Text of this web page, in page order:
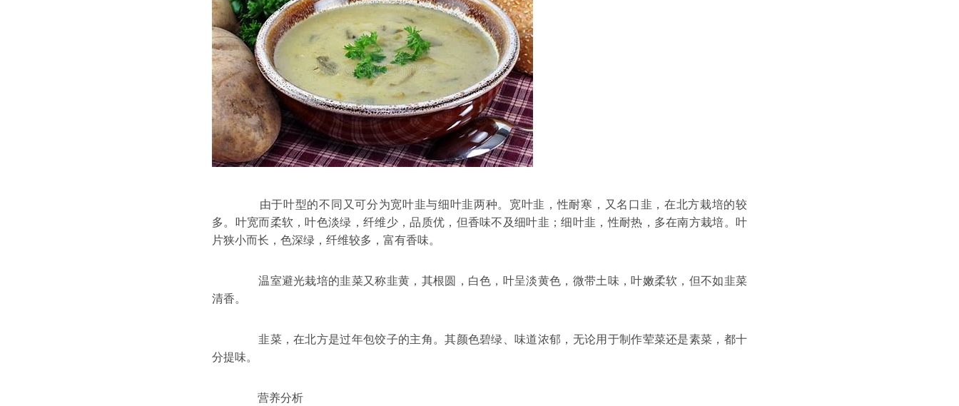
由于叶型的不同又可分为宽叶韭与细叶韭两种。宽叶韭，性耐寒，又名口韭，在北方栽培的较
多。叶宽而柔软，叶色淡绿，纤维少，品质优，但香味不及细叶韭；细叶韭，性耐热，多在南方栽培。叶
片狭小而长，色深绿，纤维较多，富有香味。
温室避光栽培的韭菜又称韭黄，其根圆，白色，叶呈淡黄色，微带土味，叶嫩柔软，但不如韭菜
清香。
韭菜，在北方是过年包饺子的主角。其颜色碧绿、味道浓郁，无论用于制作荤菜还是素菜，都十
分提味。
营养分析